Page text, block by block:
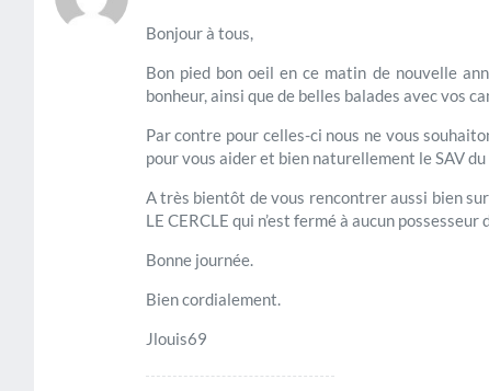
Bonjour à tous,
Bon pied bon oeil en ce matin de nouvelle
bonheur, ainsi que de belles balades avec vos
Par contre pour celles-ci nous ne vous
pour vous aider et bien naturellement le SAV
A très bientôt de vous rencontrer aussi bien
LE CERCLE qui n’est fermé à aucun
Bonne journée.
Bien cordialement.
Jlouis69